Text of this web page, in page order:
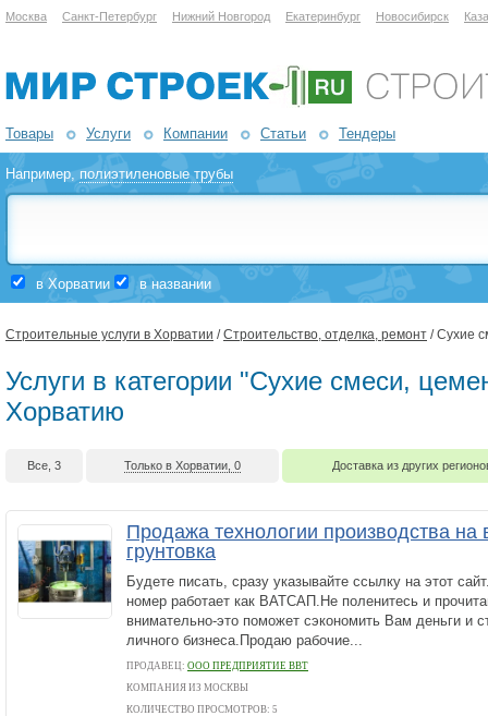
Москва Санкт-Петербург Нижний Новгород Екатеринбург Новосибирск
Товары Услуги Компании Статьи Тендеры
Например,полиэтиленовые трубы
в Хорватии в названии
Строительные услуги в Хорватии /Строительство, отделка, ремонт / Сухие
Услуги в категории "Сухие смеси,
Хорватию
Все, 3 Только в Хорватии, 0 Доставка из других
Продажа технологии производства на
грунтовка
Будете писать, сразу указывайте ссылку на этот
номер работает как ВАТСАП.Не поленитесь и
внимательно-это поможет сэкономить Вам деньги и
личного бизнеса.Продаю рабочие...
ПРОДАВЕЦ: ООО ПРЕДПРИЯТИЕ ВВТ
КОМПАНИЯ ИЗ МОСКВЫ
КОЛИЧЕСТВО ПРОСМОТРОВ: 5